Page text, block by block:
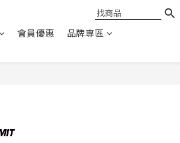
會員優惠 品牌專區